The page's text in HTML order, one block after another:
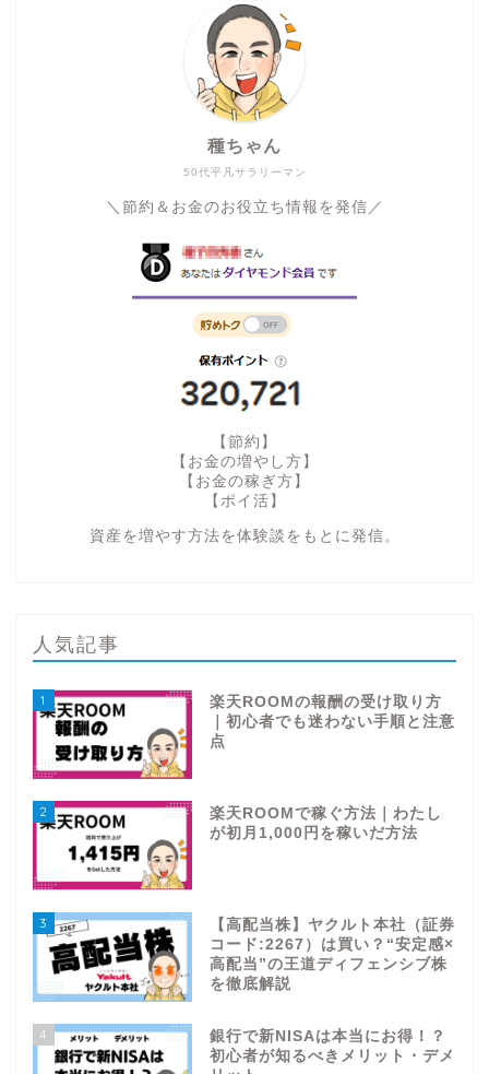
50代平凡サラリーマン
種ちゃん
＼節約＆お金のお役立ち情報を発信／
【節約】
【お金の増やし方】
【お金の稼ぎ方】
【ポイ活】
資産を増やす方法を体験談をもとに発信。
人気記事
1
楽天ROOMの報酬の受け取り方
｜初心者でも迷わない手順と注意
点
2
楽天ROOMで稼ぐ方法｜わたし
が初月1,000円を稼いだ方法
3
【高配当株】ヤクルト本社（証券
コード:2267）は買い？“安定感×
高配当”の王道ディフェンシブ株
を徹底解説
4
銀行で新NISAは本当にお得！？
初心者が知るべきメリット・デメ